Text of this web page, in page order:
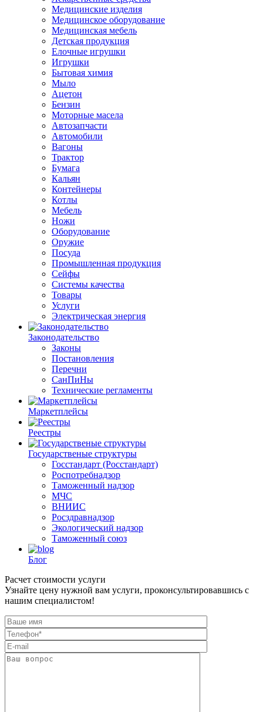
Медицинские изделия
Медицинское оборудование
Медицинская мебель
Детская продукция
Елочные игрушки
Игрушки
Бытовая химия
Мыло
Ацетон
Бензин
Моторные масела
Автозапчасти
Автомобили
Вагоны
Трактор
Бумага
Кальян
Контейнеры
Котлы
Мебель
Ножи
Оборудование
Оружие
Посуда
Промышленная продукция
Сейфы
Системы качества
Товары
Услуги
Электрическая энергия
Законодательство
Законы
Постановления
Перечни
СанПиНы
Технические регламенты
Маркетплейсы
Реестры
Государственые структуры
Госстандарт (Росстандарт)
Роспотребнадзор
Таможенный надзор
МЧС
ВНИИС
Росздравнадзор
Экологический надзор
Таможенный союз
Блог
Расчет стоимости услуги
Узнайте цену нужной вам услуги, проконсультировавшись с
нашим специалистом!